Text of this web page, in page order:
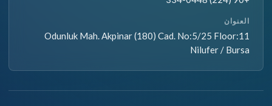
العنوان
Odunluk Mah. Akpinar (180) Cad. No:5/25 Floor:11
Nilufer / Bursa